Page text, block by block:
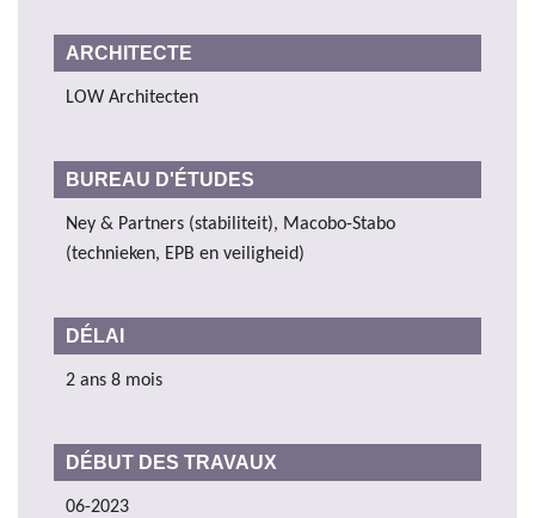
ARCHITECTE
LOW Architecten
BUREAU D'ÉTUDES
Ney & Partners (stabiliteit), Macobo-Stabo
(technieken, EPB en veiligheid)
DÉLAI
2 ans 8 mois
DÉBUT DES TRAVAUX
06-2023